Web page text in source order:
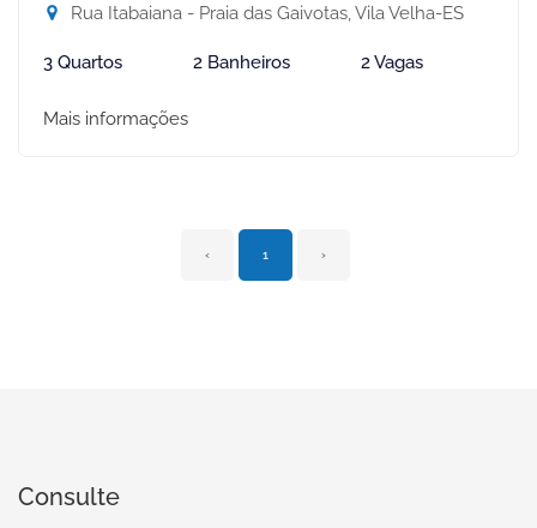
Rua Itabaiana - Praia das Gaivotas, Vila Velha-ES
3 Quartos 2 Banheiros 2 Vagas
Mais informações
‹ 1 ›
Consulte